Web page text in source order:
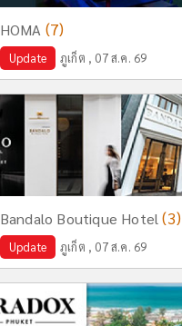
HOMA (7)
Update ภูเก็ต , 07 ส.ค. 69
Bandalo Boutique Hotel(3)
Update ภูเก็ต , 07 ส.ค. 69